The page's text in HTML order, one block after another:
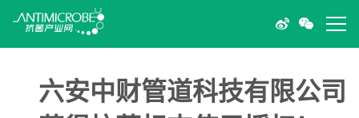
六安中财管道科技有限公司